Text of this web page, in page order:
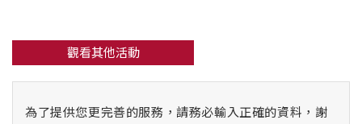
觀看其他活動
為了提供您更完善的服務，請務必輸入正確的資料，謝